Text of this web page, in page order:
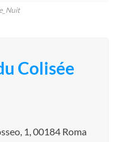
Colisée
1, 00184 Roma